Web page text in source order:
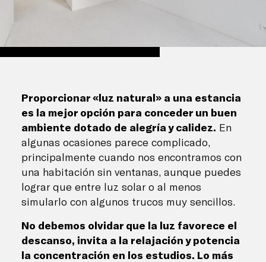
Proporcionar «luz natural» a una estancia
es la mejor opción para conceder un buen
ambiente dotado de alegría y calidez. En
algunas ocasiones parece complicado,
principalmente cuando nos encontramos con
una habitación sin ventanas, aunque puedes
lograr que entre luz solar o al menos
simularlo con algunos trucos muy sencillos.
No debemos olvidar que la luz favorece el
descanso, invita a la relajación y potencia
la concentración en los estudios. Lo más